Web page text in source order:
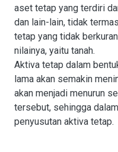
aset tetap yang terdiri
dan lain-lain, tidak
tetap yang tidak
nilainya, yaitu tanah.
Aktiva tetap dalam
lama akan semakin
akan menjadi menurun
tersebut, sehingga
penyusutan aktiva tetap.